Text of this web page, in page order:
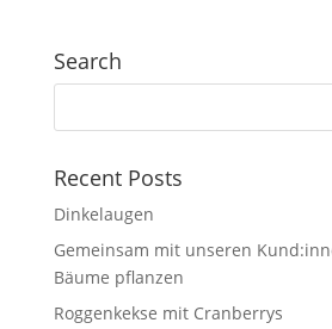
Search
Recent Posts
Dinkelaugen
Gemeinsam mit unseren
Bäume pflanzen
Roggenkekse mit Cranberrys